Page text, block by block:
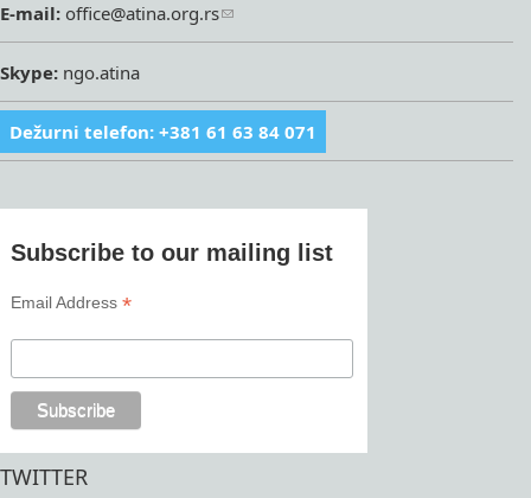
E-mail: office@atina.org.rs
Skype: ngo.atina
Dežurni telefon: +381 61 63 84 071
Subscribe to our mailing list
Email Address*
TWITTER